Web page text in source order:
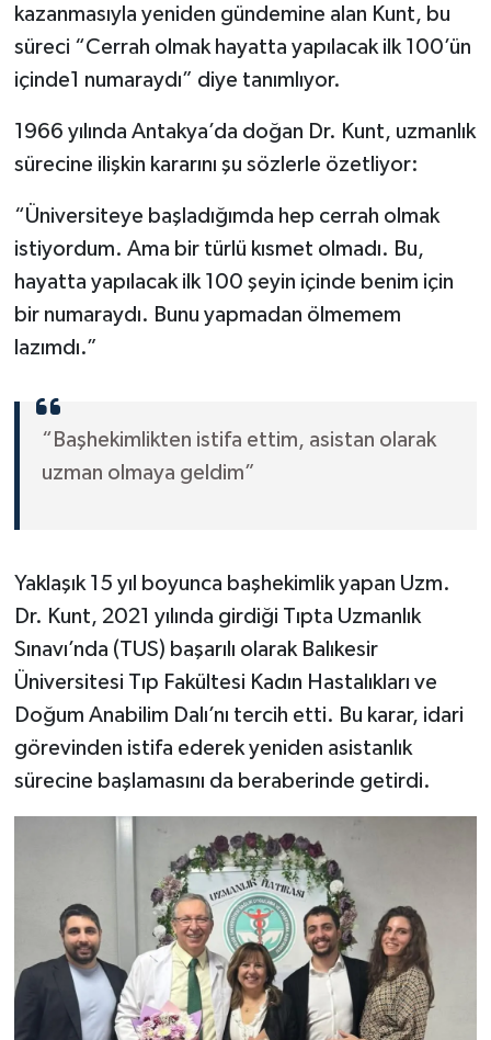
kazanmasıyla yeniden gündemine alan Kunt, bu
süreci “Cerrah olmak hayatta yapılacak ilk 100’ün
içinde1 numaraydı” diye tanımlıyor.
1966 yılında Antakya’da doğan Dr. Kunt, uzmanlık
sürecine ilişkin kararını şu sözlerle özetliyor:
“Üniversiteye başladığımda hep cerrah olmak
istiyordum. Ama bir türlü kısmet olmadı. Bu,
hayatta yapılacak ilk 100 şeyin içinde benim için
bir numaraydı. Bunu yapmadan ölmemem
lazımdı.”
“Başhekimlikten istifa ettim, asistan olarak
uzman olmaya geldim”
Yaklaşık 15 yıl boyunca başhekimlik yapan Uzm.
Dr. Kunt, 2021 yılında girdiği Tıpta Uzmanlık
Sınavı’nda (TUS) başarılı olarak Balıkesir
Üniversitesi Tıp Fakültesi Kadın Hastalıkları ve
Doğum Anabilim Dalı’nı tercih etti. Bu karar, idari
görevinden istifa ederek yeniden asistanlık
sürecine başlamasını da beraberinde getirdi.